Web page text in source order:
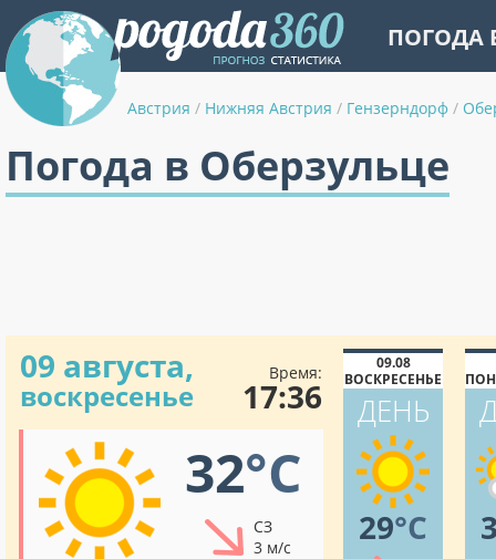
ПОГОДА
Австрия / Нижняя Австрия / Гензерндорф /
Погода в Оберзульце
09 августа,
воскресенье
Время:
17:36
32°C
СЗ
3 м/с
09.08
ВОСКРЕСЕНЬЕ
ДЕНЬ
29°C